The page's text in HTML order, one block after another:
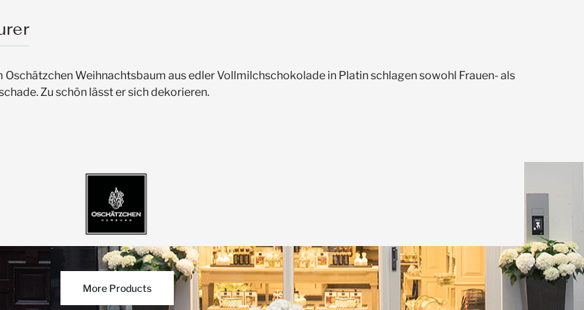
Weihnachtsbaum aus edler Vollmilchschokolade in Platin schlagen sowohl Frauen- als
Zu schön lässt er sich dekorieren.
More Products